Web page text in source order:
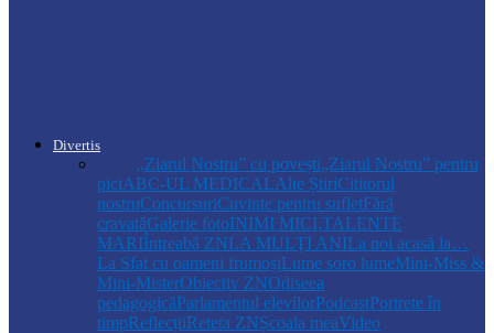
Divertis
,,Ziarul Nostru” cu povești„Ziarul Nostru” pentru
piciABC-UL MEDICALAlte ȘtiriCititorul
nostruConcursuriCuvinte pentru sufletFără
cravatăGalerie fotoINIMI MICI,TALENTE
MARIÎntreabă ZNLA MULŢI ANILa noi acasă la…
La Sfat cu oameni frumoșiLume soro lumeMini-Miss &
Mini-MisterObiectiv ZNOdiseea
pedagogicăParlamentul elevilorPodcastPortrete în
timpReflecțiiReteta ZNȘcoala meaVideo